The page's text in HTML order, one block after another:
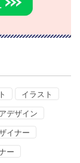
イラスト
デザイン
イナー
ー